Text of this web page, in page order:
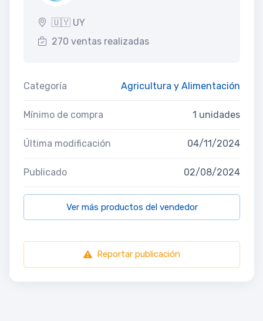
🇺🇾 UY
270 ventas realizadas
Categoría Agricultura y Alimentación
Mínimo de compra 1 unidades
Última modificación 04/11/2024
Publicado 02/08/2024
Ver más productos del vendedor
Reportar publicación